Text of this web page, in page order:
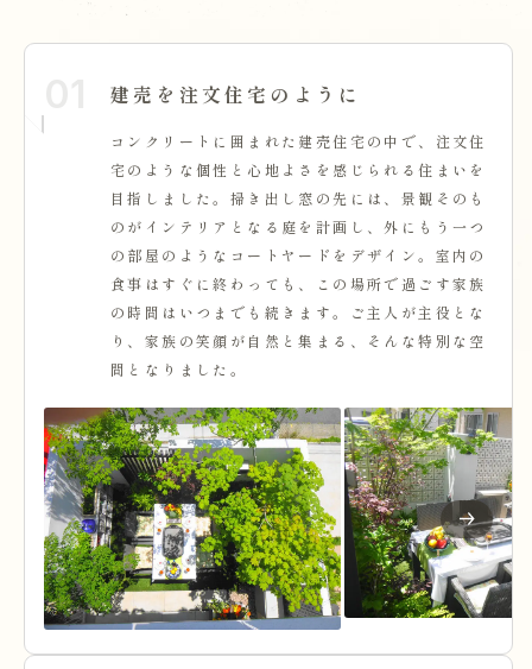
建売を注文住宅のように
コンクリートに囲まれた建売住宅の中で、注文住
宅のような個性と心地よさを感じられる住まいを
目指しました。掃き出し窓の先には、景観そのも
のがインテリアとなる庭を計画し、外にもう一つ
の部屋のようなコートヤードをデザイン。室内の
食事はすぐに終わっても、この場所で過ごす家族
の時間はいつまでも続きます。ご主人が主役とな
り、家族の笑顔が自然と集まる、そんな特別な空
間となりました。